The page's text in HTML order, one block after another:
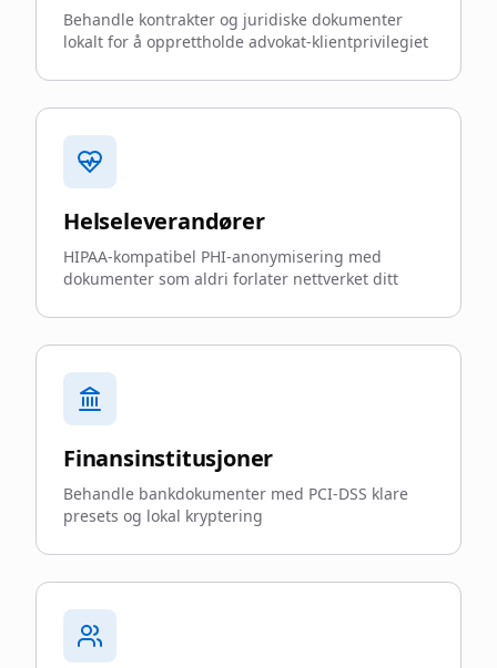
Behandle kontrakter og juridiske dokumenter
lokalt for å opprettholde advokat-klientprivilegiet
Helseleverandører
HIPAA-kompatibel PHI-anonymisering med
dokumenter som aldri forlater nettverket ditt
Finansinstitusjoner
Behandle bankdokumenter med PCI-DSS klare
presets og lokal kryptering